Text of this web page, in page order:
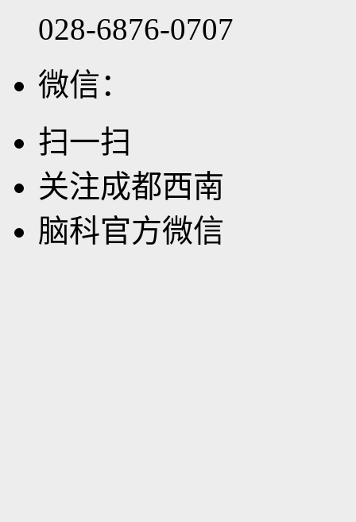
028-6876-0707
微信：
扫一扫
关注成都西南
脑科官方微信